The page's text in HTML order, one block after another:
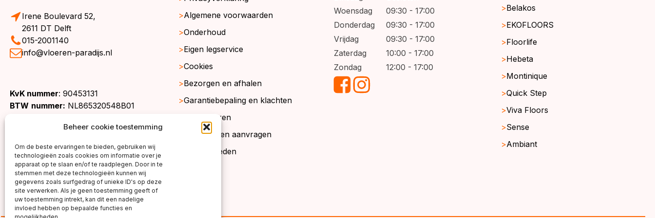
Beheer cookie toestemming
Om de beste ervaringen te bieden, gebruiken wij
technologieën zoals cookies om informatie over je
apparaat op te slaan en/of te raadplegen. Door in te
stemmen met deze technologieën kunnen wij
gegevens zoals surfgedrag of unieke ID's op deze
site verwerken. Als je geen toestemming geeft of
uw toestemming intrekt, kan dit een nadelige
invloed hebben op bepaalde functies en
Irene Boulevard 52,
2611 DT Delft
015-2001140
info@vloeren-paradijs.nl
KvK nummer: 90453131
BTW nummer: NL865320548B01
Algemene voorwaarden
Onderhoud
Eigen legservice
Cookies
Bezorgen en afhalen
Garantiebepaling en klachten
Retourneren
Gratis stalen aanvragen
Werkgebieden
Woensdag
09:30 - 17:00
Donderdag
09:30 - 17:00
Vrijdag
09:30 - 17:00
Zaterdag
10:00 - 17:00
Zondag
12:00 - 17:00
Belakos
EKOFLOORS
Floorlife
Hebeta
Montinique
Quick Step
Viva Floors
Sense
Ambiant